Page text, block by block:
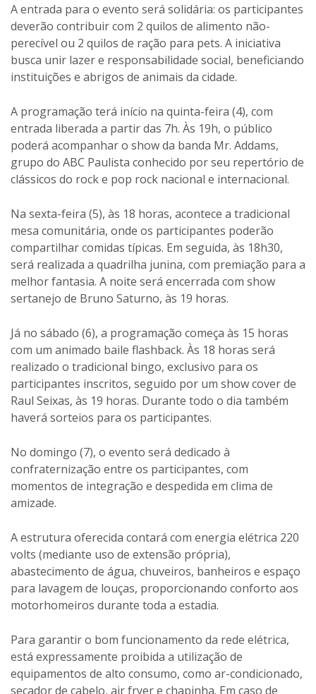
A entrada para o evento será solidária: os participantes
deverão contribuir com 2 quilos de alimento não-
perecível ou 2 quilos de ração para pets. A iniciativa
busca unir lazer e responsabilidade social, beneficiando
instituições e abrigos de animais da cidade.
A programação terá início na quinta-feira (4), com
entrada liberada a partir das 7h. Às 19h, o público
poderá acompanhar o show da banda Mr. Addams,
grupo do ABC Paulista conhecido por seu repertório de
clássicos do rock e pop rock nacional e internacional.
Na sexta-feira (5), às 18 horas, acontece a tradicional
mesa comunitária, onde os participantes poderão
compartilhar comidas típicas. Em seguida, às 18h30,
será realizada a quadrilha junina, com premiação para a
melhor fantasia. A noite será encerrada com show
sertanejo de Bruno Saturno, às 19 horas.
Já no sábado (6), a programação começa às 15 horas
com um animado baile flashback. Às 18 horas será
realizado o tradicional bingo, exclusivo para os
participantes inscritos, seguido por um show cover de
Raul Seixas, às 19 horas. Durante todo o dia também
haverá sorteios para os participantes.
No domingo (7), o evento será dedicado à
confraternização entre os participantes, com
momentos de integração e despedida em clima de
amizade.
A estrutura oferecida contará com energia elétrica 220
volts (mediante uso de extensão própria),
abastecimento de água, chuveiros, banheiros e espaço
para lavagem de louças, proporcionando conforto aos
motorhomeiros durante toda a estadia.
Para garantir o bom funcionamento da rede elétrica,
está expressamente proibida a utilização de
equipamentos de alto consumo, como ar-condicionado,
secador de cabelo, air fryer e chapinha. Em caso de